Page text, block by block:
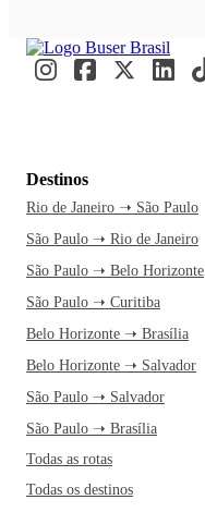
Destinos
Rio de Janeiro ➝ São Paulo
São Paulo ➝ Rio de Janeiro
São Paulo ➝ Belo Horizonte
São Paulo ➝ Curitiba
Belo Horizonte ➝ Brasília
Belo Horizonte ➝ Salvador
São Paulo ➝ Salvador
São Paulo ➝ Brasília
Todas as rotas
Todas os destinos